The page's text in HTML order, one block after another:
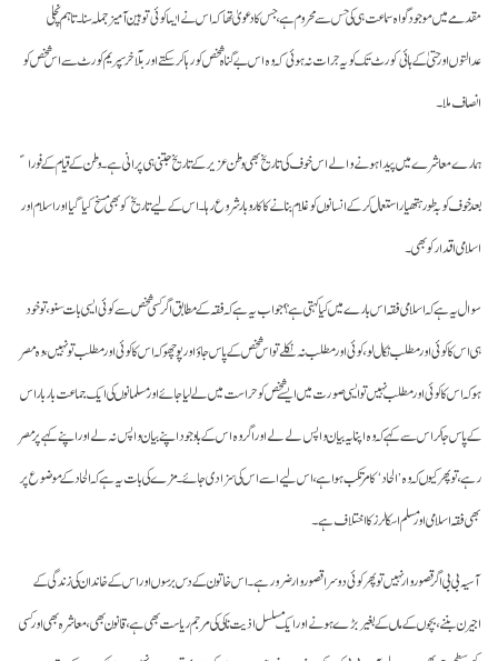
مقدمے میں موجود گواہ سماعت ہی کی حس سے محروم ہے، جس کا دعویٰ تھا کہ اس نے ایسا کوئی توہین آمیز جملہ سنا۔ تاہم نچلی
عدالتوں اور حتیٰ کے ہائی کورٹ تک کو یہ جرات نہ ہوئی کہ وہ اس بے گناہ شخص کو رہا کر سکتے اور بلآخر سپریم کورٹ سے اس شخص کو
انصاف ملا۔
ہمارے معاشرے میں پیدا ہونے والے اس خوف کی تاریخ بھی وطن عزیر کے تاریخ جتنی ہی پرانی ہے۔ وطن کے قیام کے فوراﹰ
بعد خوف کو بہ طور ہتھیار استعمال کر کے انسانوں کو غلام بنانے کا کاروبار شروع رہا۔ اس کے لیے تاریخ کو بھی مسخ کیا گیا اور اسلام اور
اسلامی اقدار کو بھی۔
سوال یہ ہے کہ اسلامی فقہ اس بارے میں کیا کہتی ہے؟ جواب یہ ہے کہ فقہ کے مطابق اگر کسی شخص سے کوئی ایسی بات سنو، تو خود
ہی اس کا کوئی اور مطلب نکال لو، کوئی اور مطلب نہ نکلے تو اس شخص کے پاس جاؤ اور پوچھو کہ اس کا کوئی اور مطلب تو نہیں، وہ مصر
ہو کہ اس کا کوئی اور مطلب نہیں تو ایسی صورت میں ایسے شخص کو حراست میں لے لیا جائے اور مسلمانوں کی ایک جماعت بار بار اس
کے پاس جا کر اس سے کہے کہ وہ اپنا یہ بیان واپس لے لے اور اگر وہ اس کے باوجود اپنے بیان واپس نہ لے اور اپنے کہے پر مصر
رہے، تو پھر کیوں کہ وہ ’الحاد‘ کا مرتکب ہوا ہے، اس لیے اسے اس کی سزا دی جائے۔ مزے کی بات یہ ہے کہ الحاد کے موضوع پر
بھی فقہ اسلامی اور مسلم اسکالرز کا اختلاف ہے۔
آسیہ بی بی اگر قصوروار نہیں تو پھر کوئی دوسرا قصوروار ضرور ہے۔ اس خاتون کے دس برسوں اور اس کے خاندان کی زندگی کے
اجیرن بننے، بچوں کے ماں کے بغیر بڑے ہونے اور ایک مسلسل اذیت ناکی کی مرجم ریاست بھی ہے، قانون بھی، معاشرہ بھی اور کسی